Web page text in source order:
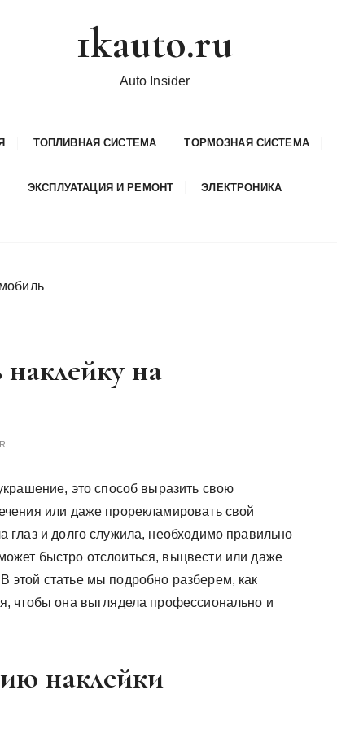
1kauto.ru
Auto Insider
ТОПЛИВНАЯ СИСТЕМА ТОРМОЗНАЯ СИСТЕМА
ЭКСПЛУАТАЦИЯ И РЕМОНТ ЭЛЕКТРОНИКА
на
это способ выразить свою
или даже прорекламировать свой
глаз и долго служила, необходимо правильно
быстро отслоиться, выцвести или даже
этой статье мы подробно разберем, как
чтобы она выглядела профессионально и
наклейки